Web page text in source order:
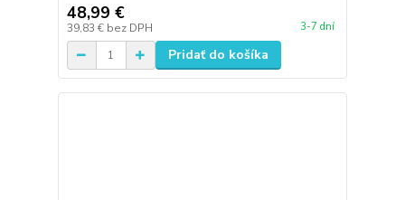
48,99 €
39,83 € bez DPH 3-7 dní
Pridať do košíka